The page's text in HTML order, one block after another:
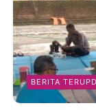
BERITA